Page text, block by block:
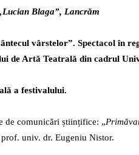
Blaga”, Lancrăm
vârstelor”. Spectacol în
de Artă Teatrală din cadrul
a festivalului.
de comunicări științifice: „
univ. dr. Eugeniu Nistor.